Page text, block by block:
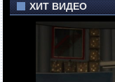
ХИТ ВИДЕО